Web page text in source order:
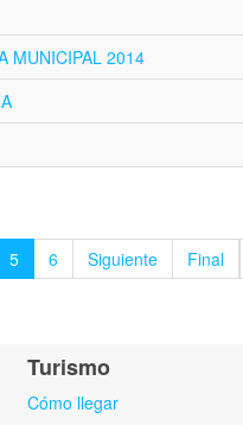
MUNICIPAL 2014
5 6 Siguiente Final
Turismo
Cómo llegar